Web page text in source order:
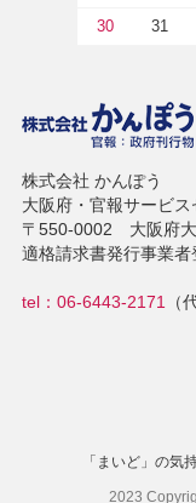
30 31
株式会社 かんぽう
大阪府・官報サービス
〒550-0002 大阪府
適格請求書発行事業
tel：06-6443-2171（
「まいど」の気
2023